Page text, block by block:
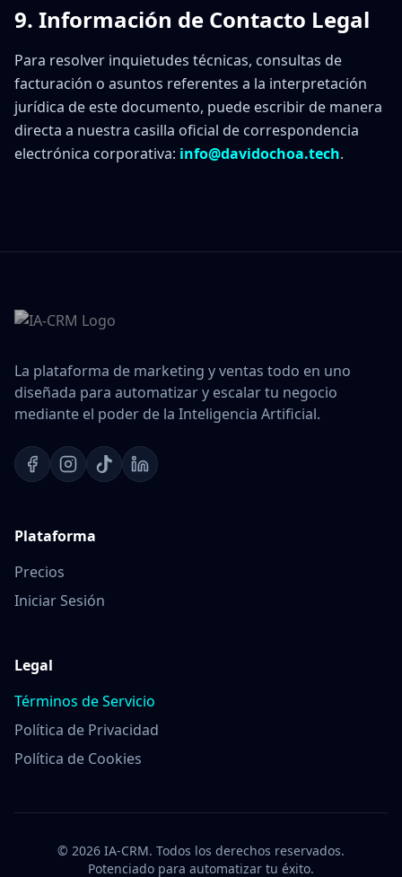
9. Información de Contacto Legal
Para resolver inquietudes técnicas, consultas de
facturación o asuntos referentes a la interpretación
jurídica de este documento, puede escribir de manera
directa a nuestra casilla oficial de correspondencia
electrónica corporativa: info@davidochoa.tech.
La plataforma de marketing y ventas todo en uno
diseñada para automatizar y escalar tu negocio
mediante el poder de la Inteligencia Artificial.
Plataforma
Precios
Iniciar Sesión
Legal
Términos de Servicio
Política de Privacidad
Política de Cookies
© 2026 IA-CRM. Todos los derechos reservados.
Potenciado para automatizar tu éxito.